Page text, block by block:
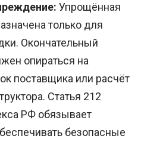
Упрощённая
только для
Окончательный
опираться на
поставщика или расчёт
Статья 212
РФ обязывает
безопасные